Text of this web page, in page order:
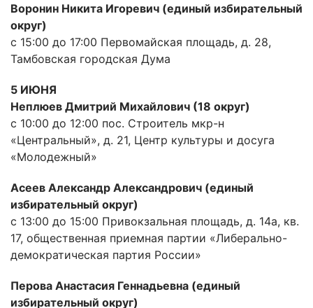
Воронин Никита Игоревич (единый избирательный
округ)
с 15:00 до 17:00 Первомайская площадь, д. 28,
Тамбовская городская Дума
5 ИЮНЯ
Неплюев Дмитрий Михайлович (18 округ)
с 10:00 до 12:00 пос. Строитель мкр-н
«Центральный», д. 21, Центр культуры и досуга
«Молодежный»
Асеев Александр Александрович (единый
избирательный округ)
с 13:00 до 15:00 Привокзальная площадь, д. 14а, кв.
17, общественная приемная партии «Либерально-
демократическая партия России»
Перова Анастасия Геннадьевна (единый
избирательный округ)